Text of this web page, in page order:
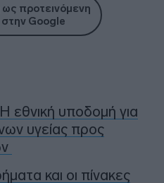
προτεινόμενη
Google
υποδομή για
υγείας προς
και οι πίνακες